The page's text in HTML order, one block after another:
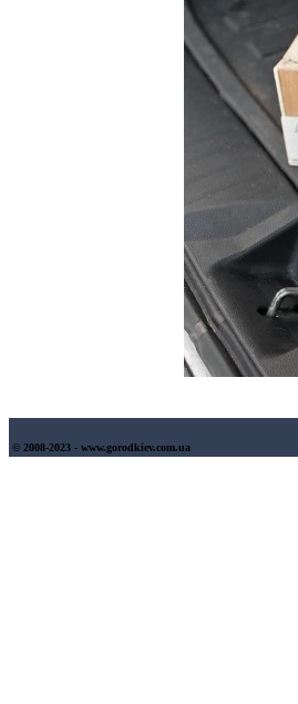
© 2008-2023 - www.gorodkiev.com.ua